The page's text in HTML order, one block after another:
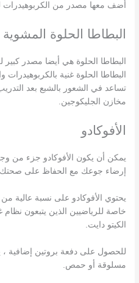
أضف معها مصدر من الكربوهيدرات
البطاطا الحلوة المشوية
البطاطا الحلوة هي أيضا مصدر كبير
البطاطا الحلوة غنية بالكربوهيدرات
تساعد في الشعور بالشبع بعد
مخازن الجليكوجين.
الأفوكادو
يمكن أن يكون الأفوكادو جزء من
إرضاء جوعك مع الحفاظ على صحتك
يحتوي الأفوكادو على نسبة عالية
خاصة للرياضيين الذين يتبعون
الكيتو دايت.
للحصول على دفعة بروتين إضافية ،
مسلوقة أو حمص.